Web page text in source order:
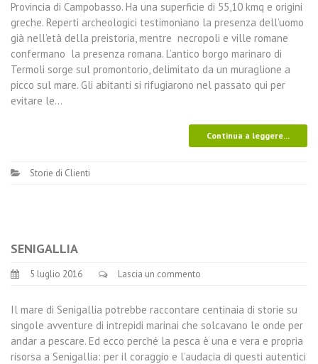
Provincia di Campobasso. Ha una superficie di 55,10 kmq e origini
greche. Reperti archeologici testimoniano la presenza dell’uomo
già nell’età della preistoria, mentre necropoli e ville romane
confermano la presenza romana. L’antico borgo marinaro di
Termoli sorge sul promontorio, delimitato da un muraglione a
picco sul mare. Gli abitanti si rifugiarono nel passato qui per
evitare le…
Continua a leggere...
Storie di Clienti
SENIGALLIA
5 luglio 2016 Lascia un commento
Il mare di Senigallia potrebbe raccontare centinaia di storie su
singole avventure di intrepidi marinai che solcavano le onde per
andar a pescare. Ed ecco perché la pesca è una e vera e propria
risorsa a Senigallia: per il coraggio e l’audacia di questi autentici